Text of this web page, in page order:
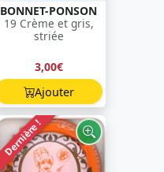
BONNET-PONSON
19 Crème et gris,
striée
3,00€
Ajouter
Dernière !